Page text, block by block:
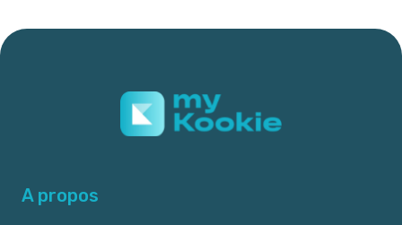
A propos